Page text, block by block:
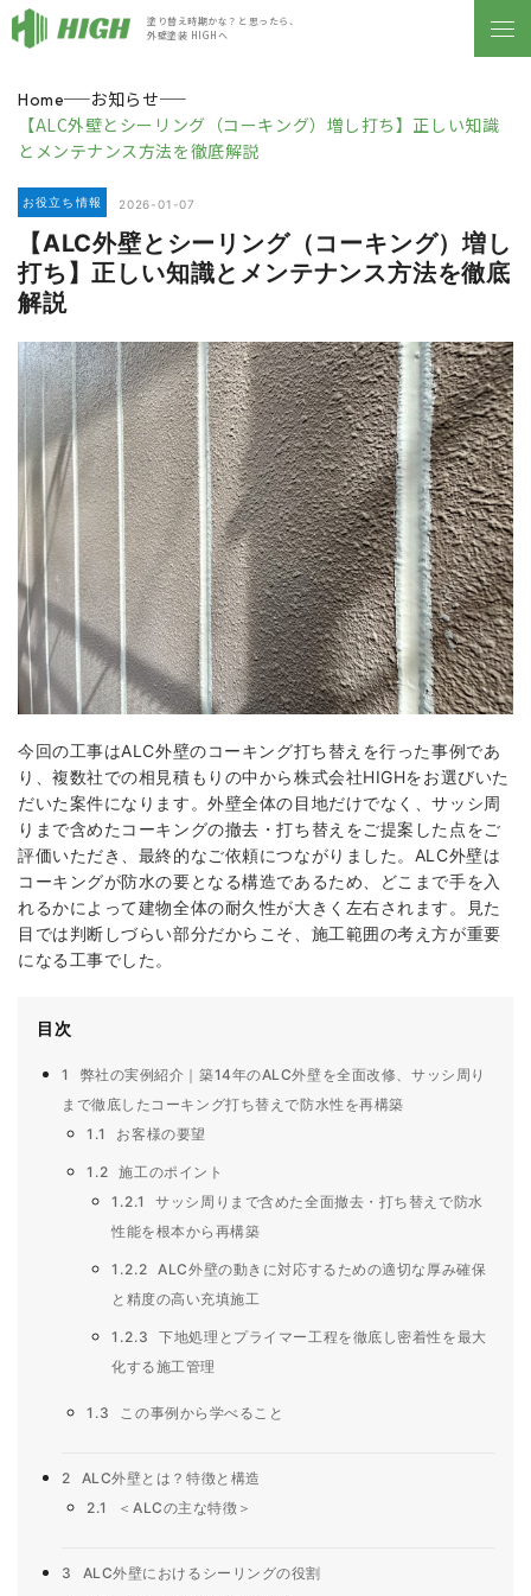
塗り替え時期かな？と思ったら、
外壁塗装 HIGHへ
Home
お知らせ
【ALC外壁とシーリング（コーキング）増し打ち】正しい知識
とメンテナンス方法を徹底解説
お役立ち情報 2026-01-07
【ALC外壁とシーリング（コーキング）増し
打ち】正しい知識とメンテナンス方法を徹底
解説
今回の工事はALC外壁のコーキング打ち替えを行った事例であ
り、複数社での相見積もりの中から株式会社HIGHをお選びいた
だいた案件になります。外壁全体の目地だけでなく、サッシ周
りまで含めたコーキングの撤去・打ち替えをご提案した点をご
評価いただき、最終的なご依頼につながりました。ALC外壁は
コーキングが防水の要となる構造であるため、どこまで手を入
れるかによって建物全体の耐久性が大きく左右されます。見た
目では判断しづらい部分だからこそ、施工範囲の考え方が重要
になる工事でした。
目次
1
弊社の実例紹介｜築14年のALC外壁を全面改修、サッシ周り
まで徹底したコーキング打ち替えで防水性を再構築
1.1
お客様の要望
1.2 施工のポイント
1.2.1
サッシ周りまで含めた全面撤去・打ち替えで防水
性能を根本から再構築
1.2.2 ALC外壁の動きに対応するための適切な厚み確保
と精度の高い充填施工
1.2.3
下地処理とプライマー工程を徹底し密着性を最大
化する施工管理
1.3 この事例から学べること
2
ALC外壁とは？特徴と構造
2.1
＜ALCの主な特徴＞
3
ALC外壁におけるシーリングの役割